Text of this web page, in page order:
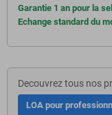
Garantie 1 an pour la
Echange standard du
Decouvrez tous nos
LOA pour